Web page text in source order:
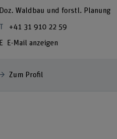
Doz. Waldbau und forstl. Planung
+41 31 910 22 59
E-Mail anzeigen
Zum Profil